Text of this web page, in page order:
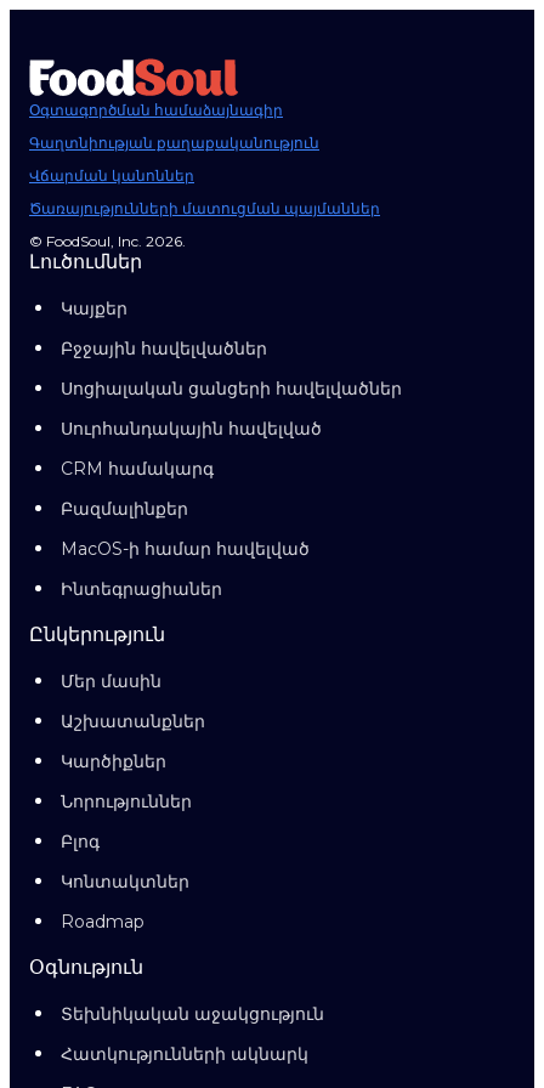
Օգտագործման համաձայնագիր
Գաղտնիության քաղաքականություն
Վճարման կանոններ
Ծառայությունների մատուցման պայմաններ
© FoodSoul, Inc. 2026.
Լուծումներ
Կայքեր
Բջջային հավելվածներ
Սոցիալական ցանցերի հավելվածներ
Սուրհանդակային հավելված
CRM համակարգ
Բազմալինքեր
MacOS-ի համար հավելված
Ինտեգրացիաներ
Ընկերություն
Մեր մասին
Աշխատանքներ
Կարծիքներ
Նորություններ
Բլոգ
Կոնտակտներ
Roadmap
Օգնություն
Տեխնիկական աջակցություն
Հատկությունների ակնարկ